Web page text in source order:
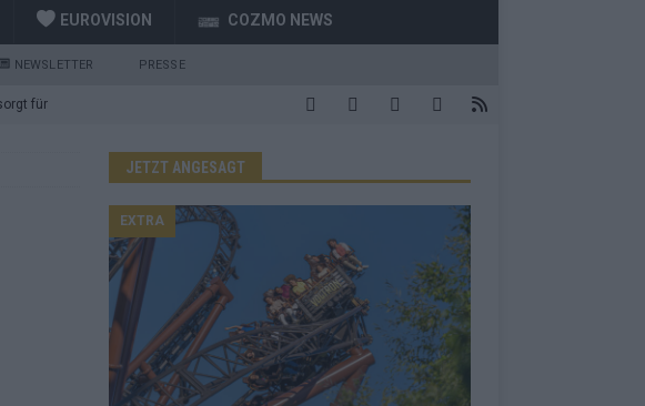
EUROVISION COZMO NEWS
NEWSLETTER PRESSE
für
JETZT ANGESAGT
EXTRA